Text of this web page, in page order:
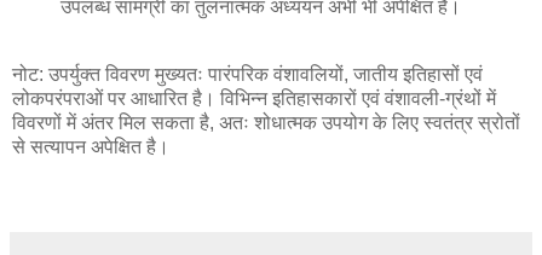
उपलब्ध सामग्री का तुलनात्मक अध्ययन अभी भी अपेक्षित है।
नोट: उपर्युक्त विवरण मुख्यतः पारंपरिक वंशावलियों, जातीय इतिहासों एवं
लोकपरंपराओं पर आधारित है। विभिन्न इतिहासकारों एवं वंशावली-ग्रंथों में
विवरणों में अंतर मिल सकता है, अतः शोधात्मक उपयोग के लिए स्वतंत्र स्रोतों
से सत्यापन अपेक्षित है।